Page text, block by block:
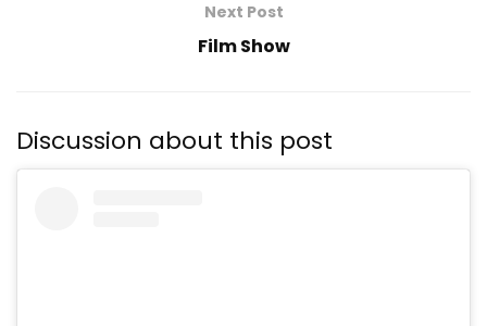
Next Post
Film Show
Discussion about this post